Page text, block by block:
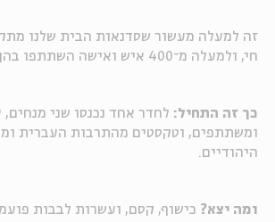
זה למעלה מעשור שסדנאות הבית שלנו
חי, ולמעלה מ־400 איש ואישה השתתפו בהן.
כך זה התחיל: לחדר אחד נכנסו שני
ומשתתפים, וטקסטים מהתרבות העברית
היהודיים.
ומה יצא? כישוף, קסם, ועשרות לבבות